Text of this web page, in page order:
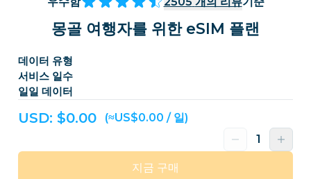
몽골 여행자를 위한 eSIM 플랜
데이터 유형
서비스 일수
일일 데이터
USD: $0.00 (≈US$0.00 / 일)
지금 구매